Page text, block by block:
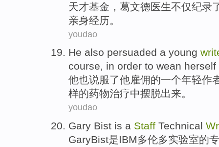
天才基金 ， 葛文德医生不仅纪录
亲身经历。
youdao
He also persuaded a young
course, in order to wean herself
他也说服了他雇佣的一个年轻作
样的药物治疗中摆脱出来。
youdao
Gary Bist is a Staff Technical
GaryBist是IBM多伦多实验室的